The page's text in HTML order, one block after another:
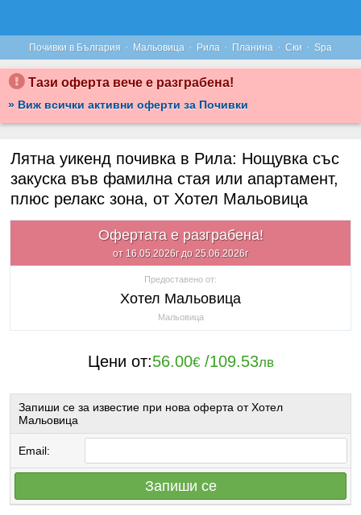
Почивки в България · Мальовица · Рила · Планина · Ски · Spa
Тази оферта вече е разграбена!
» Виж всички активни оферти за Почивки
Лятна уикенд почивка в Рила: Нощувка със
закуска във фамилна стая или апартамент,
плюс релакс зона, от Хотел Мальовица
Офертата е разграбена!
от 16.05.2026г до 25.06.2026г
Предоставено от:
Хотел Мальовица
Мальовица
Цени от:56.00€/109.53лв
Запиши се за известие при нова оферта от Хотел
Мальовица
Email:
Запиши се